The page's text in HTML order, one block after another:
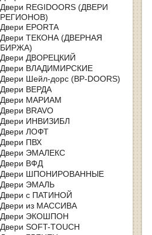
Двери REGIDOORS (ДВЕРИ
РЕГИОНОВ)
Двери EPORTA
Двери ТЕКОНА (ДВЕРНАЯ
БИРЖА)
Двери ДВОРЕЦКИЙ
Двери ВЛАДИМИРСКИЕ
Двери Шейл-дорс (BP-DOORS)
Двери ВЕРДА
Двери МАРИАМ
Двери BRAVO
Двери ИНВИЗИБЛ
Двери ЛОФТ
Двери ПВХ
Двери ЭМАЛЕКС
Двери ВФД
Двери ШПОНИРОВАННЫЕ
Двери ЭМАЛЬ
Двери с ПАТИНОЙ
Двери из МАССИВА
Двери ЭКОШПОН
Двери SOFT-TOUCH